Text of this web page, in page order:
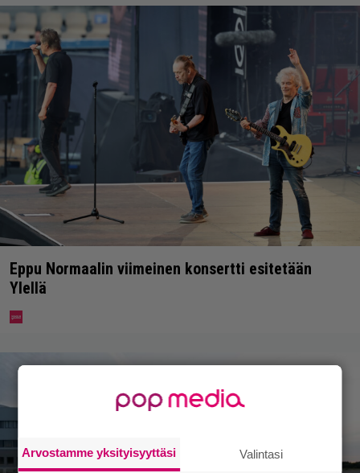
Eppu Normaalin viimeinen konsertti esitetään
Ylellä
Arvostamme yksityisyyttäsi Valintasi